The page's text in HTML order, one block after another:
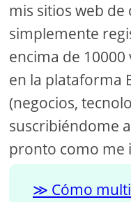
mis sitios web de
simplemente
encima de
en la plataforma
(negocios,
suscribiéndome
pronto como me
Cómo